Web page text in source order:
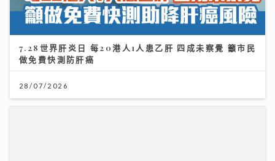
7.28世界肝炎日 每20港人1人患乙肝 四成未察覺 籲市民
做免費快測防肝癌
28/07/2026